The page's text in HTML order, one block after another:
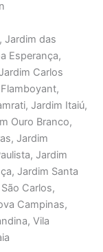
Jardim das
Esperança,
Carlos
Jardim Itaiú,
Ouro Branco,
Jardim
Jardim
Jardim Santa
Carlos,
Campinas,
Vila